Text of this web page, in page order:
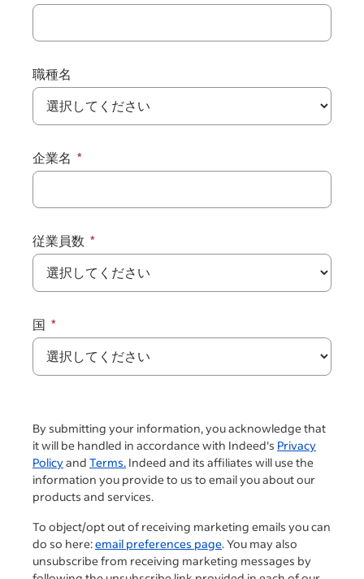
職種名
企業名
従業員数
国
By submitting your information, you acknowledge that
it will be handled in accordance with Indeed's Privacy
Policyand Terms. Indeed and its affiliates will use the
information you provide to us to email you about our
products and services.
To object/opt out of receiving marketing emails you can
do so here:email preferences page. You may also
unsubscribe from receiving marketing messages by